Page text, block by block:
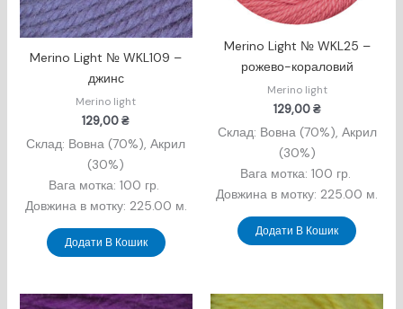
Merino Light № WKL109 –
джинс
Merino light
129,00₴
Склад: Вовна (70%), Акрил
(30%)
Вага мотка: 100 гр.
Довжина в мотку: 225.00 м.
Додати В Кошик
Merino Light № WKL25 –
рожево-кораловий
Merino light
129,00₴
Склад: Вовна (70%), Акрил
(30%)
Вага мотка: 100 гр.
Довжина в мотку: 225.00 м.
Додати В Кошик